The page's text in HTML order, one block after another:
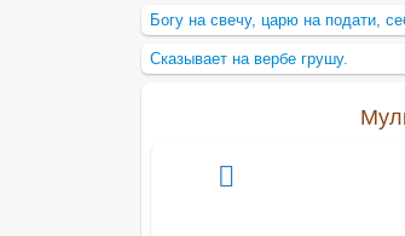
Богу на свечу, царю на подати,
Сказывает на вербе грушу.